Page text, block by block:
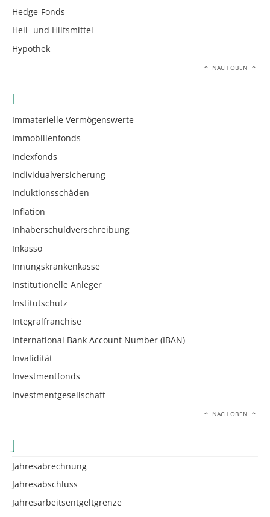
Hedge-Fonds
Heil- und Hilfsmittel
Hypothek
NACH OBEN
I
Immaterielle Vermögenswerte
Immobilienfonds
Indexfonds
Individualversicherung
Induktionsschäden
Inflation
Inhaberschuldverschreibung
Inkasso
Innungskrankenkasse
Institutionelle Anleger
Institutschutz
Integralfranchise
International Bank Account Number (IBAN)
Invalidität
Investmentfonds
Investmentgesellschaft
NACH OBEN
J
Jahresabrechnung
Jahresabschluss
Jahresarbeitsentgeltgrenze